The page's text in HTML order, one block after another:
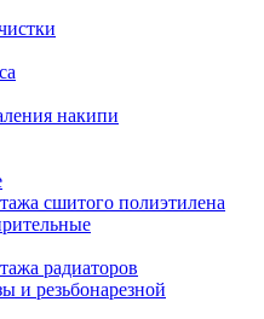
накипи
сшитого полиэтилена
радиаторов
и резьбонарезной